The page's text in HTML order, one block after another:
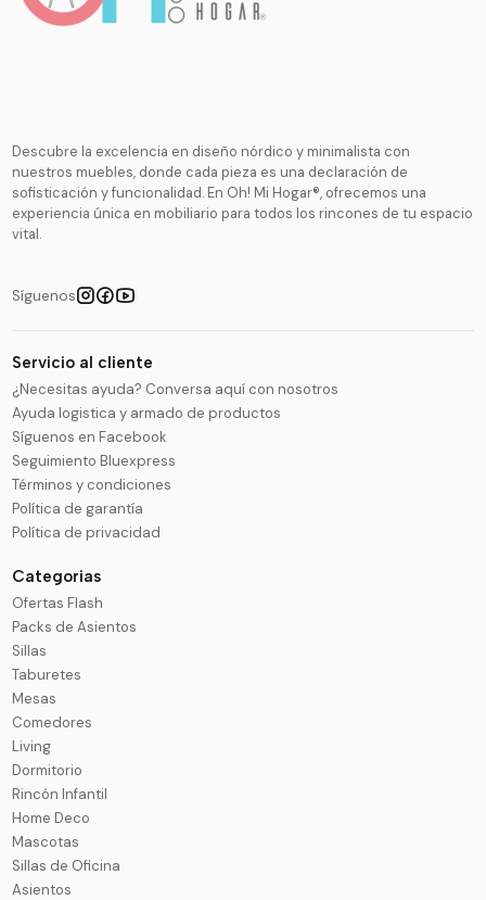
Descubre la excelencia en diseño nórdico y minimalista con
nuestros muebles, donde cada pieza es una declaración de
sofisticación y funcionalidad. En Oh! Mi Hogar®, ofrecemos una
experiencia única en mobiliario para todos los rincones de tu espacio
vital.
Síguenos
Servicio al cliente
¿Necesitas ayuda? Conversa aquí con nosotros
Ayuda logistica y armado de productos
Síguenos en Facebook
Seguimiento Bluexpress
Términos y condiciones
Política de garantía
Política de privacidad
Categorias
Ofertas Flash
Packs de Asientos
Sillas
Taburetes
Mesas
Comedores
Living
Dormitorio
Rincón Infantil
Home Deco
Mascotas
Sillas de Oficina
Asientos